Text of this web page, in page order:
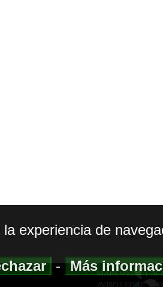
MAPA WEB|
AVISO LEGAL|
experiencia de
-Más